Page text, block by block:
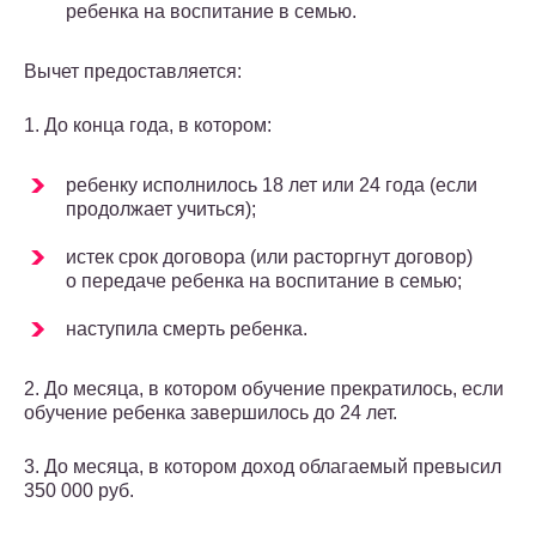
ребенка на воспитание в семью.
Вычет предоставляется:
1. До конца года, в котором:
ребенку исполнилось 18 лет или 24 года (если
продолжает учиться);
истек срок договора (или расторгнут договор)
о передаче ребенка на воспитание в семью;
наступила смерть ребенка.
2. До месяца, в котором обучение прекратилось, если
обучение ребенка завершилось до 24 лет.
3. До месяца, в котором доход облагаемый превысил
350 000 руб.